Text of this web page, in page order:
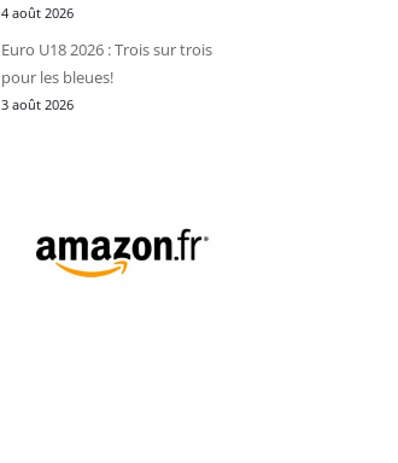
4 août 2026
Euro U18 2026 : Trois sur trois
pour les bleues!
3 août 2026